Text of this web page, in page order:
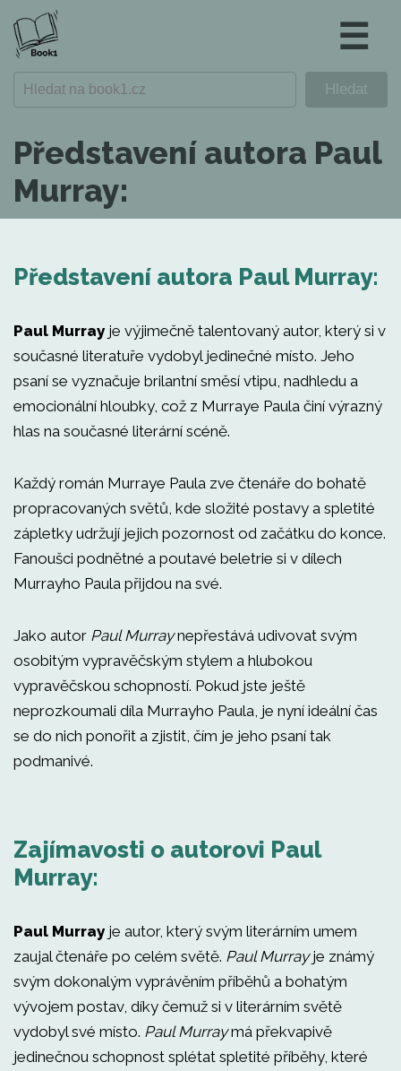
☰
Představení autora Paul
Murray:
Představení autora Paul Murray:
Paul Murray je výjimečně talentovaný autor, který si v
současné literatuře vydobyl jedinečné místo. Jeho
psaní se vyznačuje brilantní směsí vtipu, nadhledu a
emocionální hloubky, což z Murraye Paula činí výrazný
hlas na současné literární scéně.
Každý román Murraye Paula zve čtenáře do bohatě
propracovaných světů, kde složité postavy a spletité
zápletky udržují jejich pozornost od začátku do konce.
Fanoušci podnětné a poutavé beletrie si v dílech
Murrayho Paula přijdou na své.
Jako autor Paul Murraynepřestává udivovat svým
osobitým vypravěčským stylem a hlubokou
vypravěčskou schopností. Pokud jste ještě
neprozkoumali díla Murrayho Paula, je nyní ideální čas
se do nich ponořit a zjistit, čím je jeho psaní tak
podmanivé.
Zajímavosti o autorovi Paul
Murray:
Paul Murray je autor, který svým literárním umem
zaujal čtenáře po celém světě. Paul Murrayje známý
svým dokonalým vyprávěním příběhů a bohatým
vývojem postav, díky čemuž si v literárním světě
vydobyl své místo. Paul Murraymá překvapivě
jedinečnou schopnost splétat spletité příběhy, které